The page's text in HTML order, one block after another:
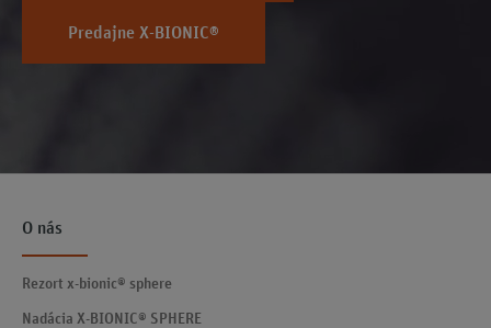
Predajne X-BIONIC®
O nás
Rezort x-bionic® sphere
Nadácia X-BIONIC® SPHERE